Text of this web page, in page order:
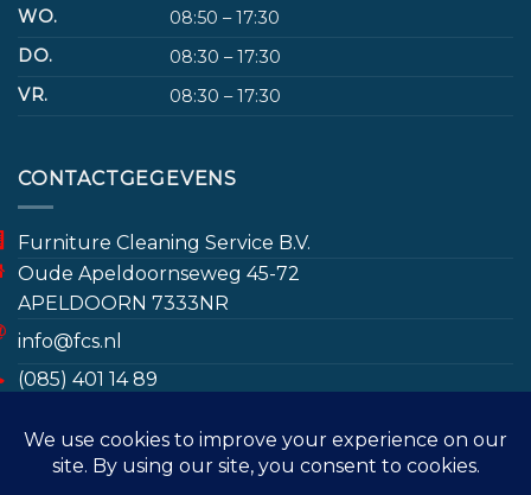
WO.
08:50 – 17:30
DO.
08:30 – 17:30
VR.
08:30 – 17:30
CONTACTGEGEVENS
Furniture Cleaning Service B.V.
Oude Apeldoornseweg 45-72
APELDOORN 7333NR
info@fcs.nl
(085) 401 14 89
(085) 401 14 89
Door gebruik te maken van deze website gaat u
akkoord met het opslaan van bepaalde gegevens